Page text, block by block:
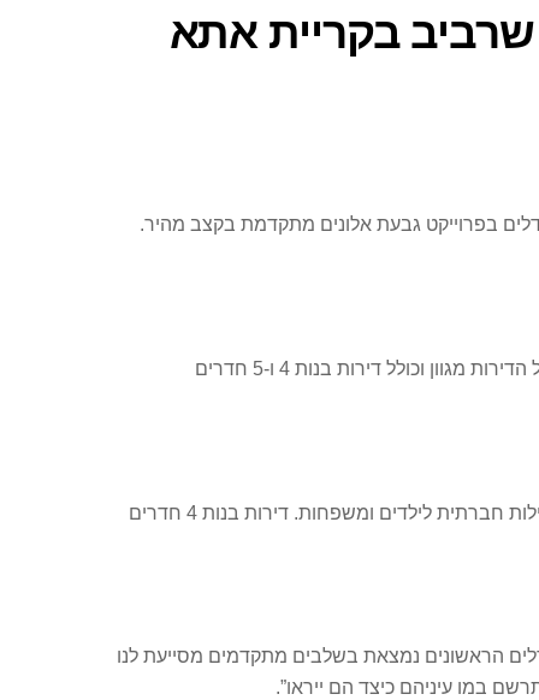
בקריית אתא
קרקע, מעדכנת כי בניית המגדלים בפרוייקט גבעת אלונים מתקדמת בקצב מהיר.
במתחם “מגדלי גבעת אלונים” נבנים ארבעה מגדלים הכוללים 188 דירות במגדלים בני 18 ו-10 קומות בפסגת הגבעה. תמהיל הדירות מגוון וכולל דירות בנות 4 ו-5 חדרים
בימים אלו נמצאים בשיווק שני המגדלים הנוספים. המגדלים נבנים בסטנדרט גבוה ויכללו לובי מהודר, חדר כושר ומועדון לפעילות חברתית לילדים ומשפחות. דירות בנות 4 חדרים
הראשונים נמצאת בשלבים מתקדמים מסייעת לנו
במו עיניהם כיצד הם ייראו”.